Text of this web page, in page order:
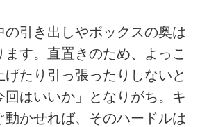
の引き出しやボックスの奥は
ます。直置きのため、よっこ
げたり引っ張ったりしないと
回はいいか」となりがち。キ
動かせれば、そのハードルは